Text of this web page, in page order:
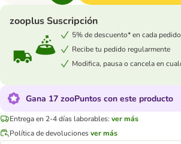
zooplus Suscripción
5% de descuento* en cada pedido
Recibe tu pedido regularmente
Modifica, pausa o cancela en
Gana 17 zooPuntos con este producto
Entrega en 2-4 días laborables: ver más
Política de devolucionesver más